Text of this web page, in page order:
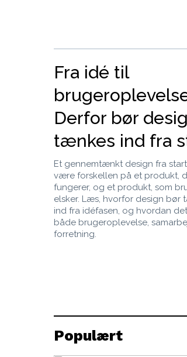
Fra idé til
Derfor bør
tænkes ind fra
Et gennemtænkt design fra
være forskellen på et produkt,
fungerer, og et produkt, som
elsker. Læs, hvorfor design bør
ind fra idéfasen, og hvordan
både brugeroplevelse,
forretning.
Populært